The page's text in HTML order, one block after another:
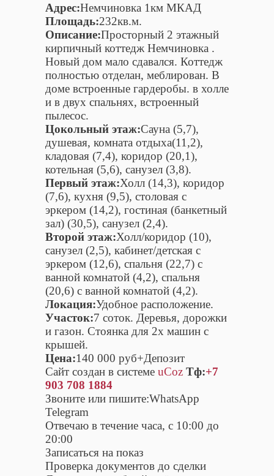
Адрес:Немчиновка 1км МКАД
Площадь:232кв.м.
Описание:Просторный 2 этажный
кирпичный коттедж Немчиновка .
Новый дом мало сдавался. Коттедж
полностью отделан, меблирован. В
доме встроенные гардеробы. в холле
и в двух спальнях, встроенный
пылесос.
Цокольный этаж:Сауна (5,7),
душевая, комната отдыха(11,2),
кладовая (7,4), коридор (20,1),
котельная (5,6), санузел (3,8).
Первый этаж:Холл (14,3), коридор
(7,6), кухня (9,5), столовая с
эркером (14,2), гостиная (банкетный
зал) (30,5), санузел (2,4).
Второй этаж:Холл/коридор (10),
санузел (2,5), кабинет/детская с
эркером (12,6), спальня (22,7) с
ванной комнатой (4,2), спальня
(20,6) с ванной комнатой (4,2).
Локация:Удобное расположение.
Участок:7 соток. Деревья, дорожки
и газон. Стоянка для 2х машин с
крышей.
Цена:140 000 руб+Депозит
Сайт создан в системе uCoz Тф:+7
903 708 1884
Звоните или пишите:WhatsApp
Telegram
Отвечаю в течение часа, с 10:00 до
20:00
Записаться на показ
Проверка документов до сделки